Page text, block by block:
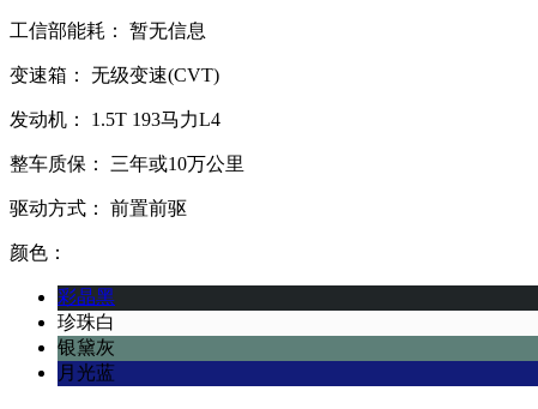
工信部能耗： 暂无信息
变速箱： 无级变速(CVT)
发动机： 1.5T 193马力L4
整车质保： 三年或10万公里
驱动方式： 前置前驱
颜色：
彩晶黑
珍珠白
银黛灰
月光蓝